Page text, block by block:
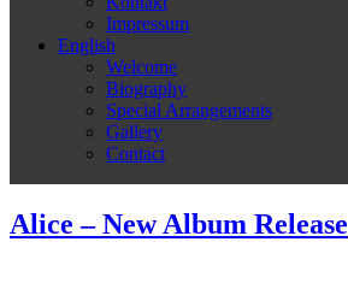
Impressum
English
Welcome
Biography
Special Arrangements
Gallery
Contact
Alice – New Album Release